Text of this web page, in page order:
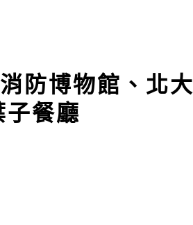
防博物館、北大
餐廳